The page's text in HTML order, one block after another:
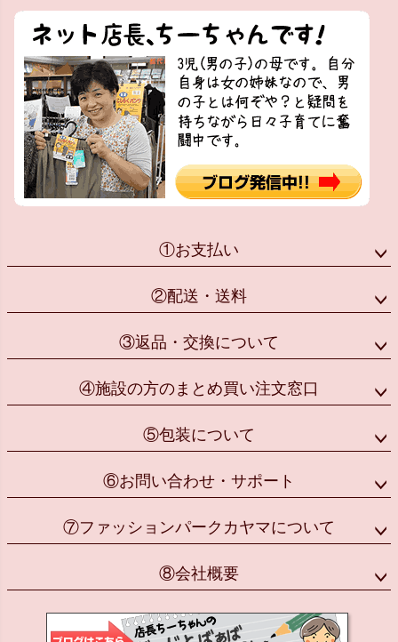
①お支払い
②配送・送料
③返品・交換について
④施設の方のまとめ買い注文窓口
⑤包装について
⑥お問い合わせ・サポート
⑦ファッションパークカヤマについて
⑧会社概要